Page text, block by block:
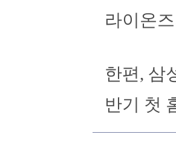
라이온
한편, 삼
반기 첫